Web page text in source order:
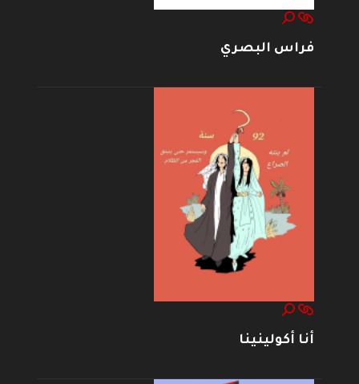
فراس البصري
أنا أكولينينا